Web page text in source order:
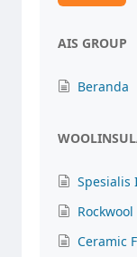
AIS GROUP
Beranda
Spesialis
Rockwool
Ceramic